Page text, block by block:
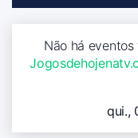
Não há
qui.,